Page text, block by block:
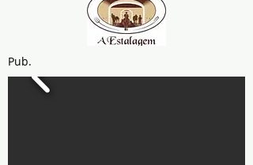
Pub.